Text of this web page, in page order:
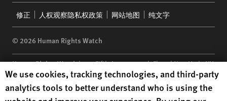
menu
修正 人权观察隐私权政策 网站地图 纯文字
© 2026 Human Rights Watch
Human Rights Watch| 350 Fifth Avenue, 34th Floor | New York,NY
10118-3299USA|t 1.212.290.4700
Human Rights Watchis a 501(C)(3) nonprofit registered in the US
Human Rights Watch cookie preferences
We use cookies, tracking technologies, and third-party
analytics tools to better understand who is using the